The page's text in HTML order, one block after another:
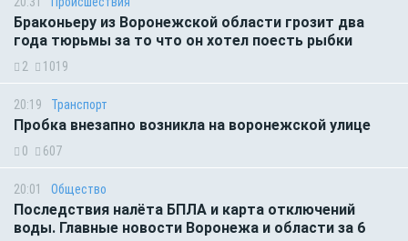
Браконьеру из Воронежской области грозит два
года тюрьмы за то что он хотел поесть рыбки
2 1019
20:19 Транспорт
Пробка внезапно возникла на воронежской улице
0 607
20:01 Общество
Последствия налёта БПЛА и карта отключений
воды. Главные новости Воронежа и области за 6